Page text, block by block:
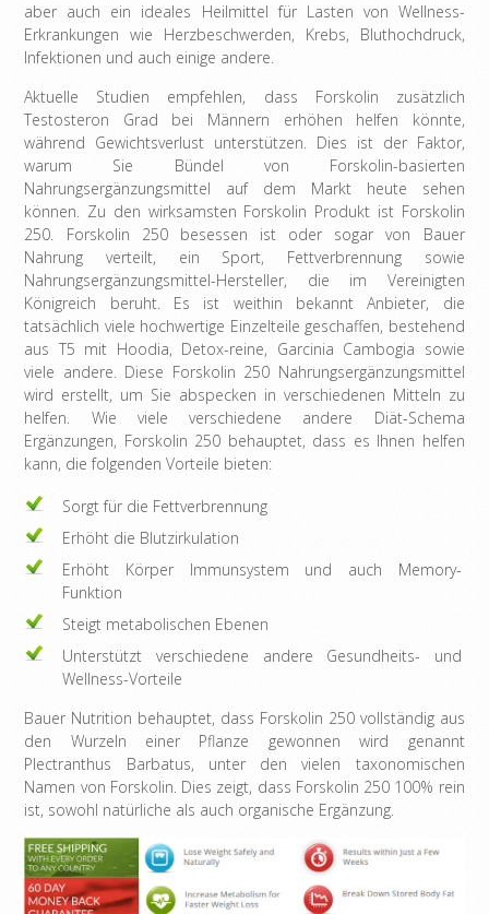
aber auch ein ideales Heilmittel für Lasten von Wellness-
Erkrankungen wie Herzbeschwerden, Krebs, Bluthochdruck,
Infektionen und auch einige andere.
Aktuelle Studien empfehlen, dass Forskolin zusätzlich
Testosteron Grad bei Männern erhöhen helfen könnte,
während Gewichtsverlust unterstützen. Dies ist der Faktor,
warum Sie Bündel von Forskolin-basierten
Nahrungsergänzungsmittel auf dem Markt heute sehen
können. Zu den wirksamsten Forskolin Produkt ist Forskolin
250. Forskolin 250 besessen ist oder sogar von Bauer
Nahrung verteilt, ein Sport, Fettverbrennung sowie
Nahrungsergänzungsmittel-Hersteller, die im Vereinigten
Königreich beruht. Es ist weithin bekannt Anbieter, die
tatsächlich viele hochwertige Einzelteile geschaffen, bestehend
aus T5 mit Hoodia, Detox-reine, Garcinia Cambogia sowie
viele andere. Diese Forskolin 250 Nahrungsergänzungsmittel
wird erstellt, um Sie abspecken in verschiedenen Mitteln zu
helfen. Wie viele verschiedene andere Diät-Schema
Ergänzungen, Forskolin 250 behauptet, dass es Ihnen helfen
kann, die folgenden Vorteile bieten:
Sorgt für die Fettverbrennung
Erhöht die Blutzirkulation
Erhöht Körper Immunsystem und auch Memory-
Funktion
Steigt metabolischen Ebenen
Unterstützt verschiedene andere Gesundheits- und
Wellness-Vorteile
Bauer Nutrition behauptet, dass Forskolin 250 vollständig aus
den Wurzeln einer Pflanze gewonnen wird genannt
Plectranthus Barbatus, unter den vielen taxonomischen
Namen von Forskolin. Dies zeigt, dass Forskolin 250 100% rein
ist, sowohl natürliche als auch organische Ergänzung.